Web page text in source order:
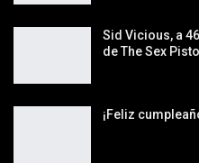
Sid Vicious, a
de The Sex
¡Feliz